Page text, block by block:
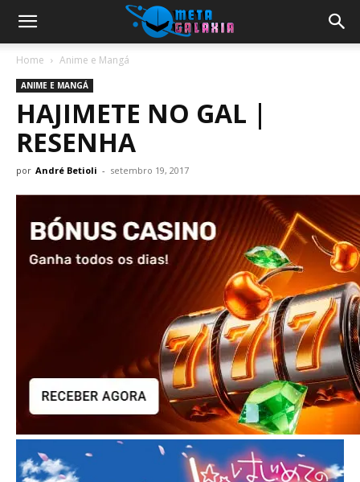
Home Anime e Mangá
ANIME E MANGÁ
HAJIMETE NO GAL |
RESENHA
por André Betioli - setembro 19, 2017